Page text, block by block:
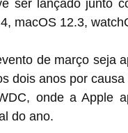
ser lançado junto
macOS 12.3,
de março seja
dois anos por
onde a Apple
do ano.